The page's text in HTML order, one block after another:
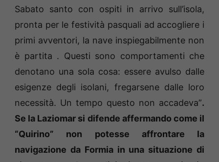
Sabato santo con ospiti in arrivo sull’isola,
pronta per le festività pasquali ad accogliere i
primi avventori, la nave inspiegabilmente non
è partita . Questi sono comportamenti che
denotano una sola cosa: essere avulso dalle
esigenze degli isolani, fregarsene dalle loro
necessità. Un tempo questo non accadeva”.
Se la Laziomar si difende affermando come il
“Quirino” non potesse affrontare la
navigazione da Formia in una situazione di